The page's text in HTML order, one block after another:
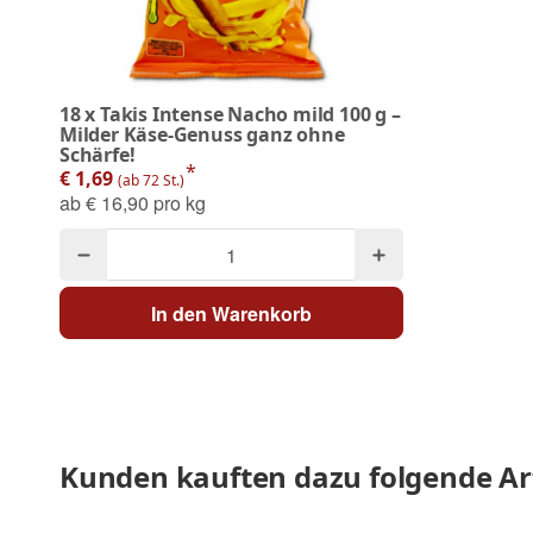
18xTakis Intense Nacho mild 100 g –
Milder Käse-Genuss ganz ohne
Schärfe!
€ 1,69 (ab 72 St.)*
ab€ 16,90 pro kg
In den Warenkorb
Kunden kauften dazu folgende